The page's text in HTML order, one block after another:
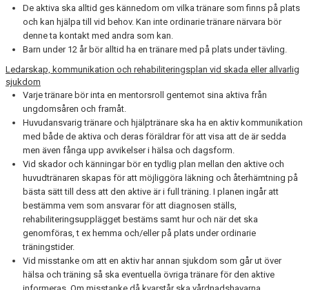
De aktiva ska alltid ges kännedom om vilka tränare som finns på plats
och kan hjälpa till vid behov. Kan inte ordinarie tränare närvara bör
denne ta kontakt med andra som kan.
Barn under 12 år bör alltid ha en tränare med på plats under tävling.
Ledarskap, kommunikation och rehabiliteringsplan vid skada eller allvarlig
sjukdom
Varje tränare bör inta en mentorsroll gentemot sina aktiva från
ungdomsåren och framåt.
Huvudansvarig tränare och hjälptränare ska ha en aktiv kommunikation
med både de aktiva och deras föräldrar för att visa att de är sedda
men även fånga upp avvikelser i hälsa och dagsform.
Vid skador och känningar bör en tydlig plan mellan den aktive och
huvudtränaren skapas för att möjliggöra läkning och återhämtning på
bästa sätt till dess att den aktive är i full träning. I planen ingår att
bestämma vem som ansvarar för att diagnosen ställs,
rehabiliteringsupplägget bestäms samt hur och när det ska
genomföras, t ex hemma och/eller på plats under ordinarie
träningstider.
Vid misstanke om att en aktiv har annan sjukdom som går ut över
hälsa och träning så ska eventuella övriga tränare för den aktive